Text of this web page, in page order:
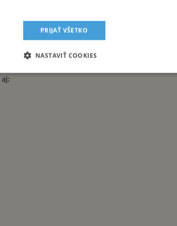
prechádzajú aj Slovenskom
sa označujú ako EuroVelo. Ktorá je vám
aj:
PRIJAŤ VŠETKO
NASTAVIŤ COOKIES